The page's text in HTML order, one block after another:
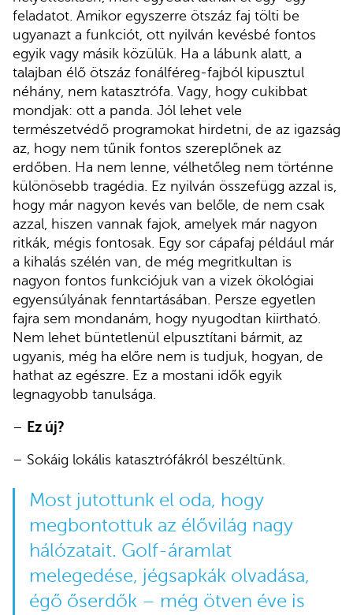
feladatot. Amikor egyszerre ötszáz faj tölti be
ugyanazt a funkciót, ott nyilván kevésbé fontos
egyik vagy másik közülük. Ha a lábunk alatt, a
talajban élő ötszáz fonálféreg-fajból kipusztul
néhány, nem katasztrófa. Vagy, hogy cukibbat
mondjak: ott a panda. Jól lehet vele
természetvédő programokat hirdetni, de az igazság
az, hogy nem tűnik fontos szereplőnek az
erdőben. Ha nem lenne, vélhetőleg nem történne
különösebb tragédia. Ez nyilván összefügg azzal is,
hogy már nagyon kevés van belőle, de nem csak
azzal, hiszen vannak fajok, amelyek már nagyon
ritkák, mégis fontosak. Egy sor cápafaj például már
a kihalás szélén van, de még megritkultan is
nagyon fontos funkciójuk van a vizek ökológiai
egyensúlyának fenntartásában. Persze egyetlen
fajra sem mondanám, hogy nyugodtan kiirtható.
Nem lehet büntetlenül elpusztítani bármit, az
ugyanis, még ha előre nem is tudjuk, hogyan, de
hathat az egészre. Ez a mostani idők egyik
legnagyobb tanulsága.
– Ez új?
– Sokáig lokális katasztrófákról beszéltünk.
Most jutottunk el oda, hogy
megbontottuk az élővilág nagy
hálózatait. Golf-áramlat
melegedése, jégsapkák olvadása,
égő őserdők – még ötven éve is